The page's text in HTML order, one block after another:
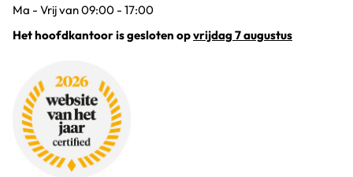
Ma - Vrij van 09:00 - 17:00
Het hoofdkantoor is gesloten opvrijdag 7 augustus